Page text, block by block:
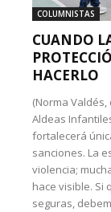
COLUMNISTAS
CUANDO
HACERLO
(Norma
Aldeas
fortalecerá
sanciones. La
violencia;
hace visible. Si
seguras,